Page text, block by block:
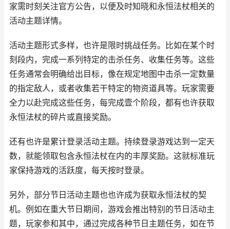
家需时刻关注官方公告，以便及时知晓和永恒法杖相关的
活动主题详情。
活动主题形式多样，也许是限时挑战任务。比如在某个时
刻段内，完成一系列特定的击杀任务、收集任务等。这些
任务通常会明确给出目标，像在规定地图中击杀一定数量
的指定敌人，或者收集若干特定的物资道具等。玩家需要
全力以赴完成这些任务，每完成壹个阶段，都有也许获取
永恒法杖的碎片或直接奖励。
还有也许是累计登录活动主题。持续登录游戏达到一定天
数，就能领取包含永恒法杖在内的丰厚奖励。这就标准玩
家保持游戏的活跃度，每天按时登录。
另外，部分节日活动主题也也许成为获取永恒法杖的契
机。例如在重大节日期间，游戏会推出特别的节日活动主
题，玩家参和其中，通过完成各种节日主题任务，如在节